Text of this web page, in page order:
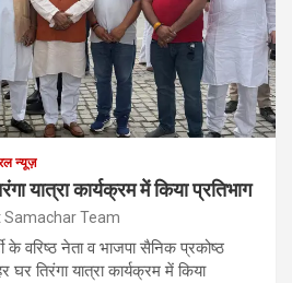
न्यूज़
यात्रा कार्यक्रम में किया प्रतिभाग
Samachar Team
के वरिष्ठ नेता व भाजपा सैनिक प्रकोष्ठ
तिरंगा यात्रा कार्यक्रम में किया